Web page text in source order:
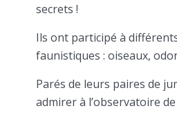
secrets !
Ils ont participé à
faunistiques : oiseaux,
Parés de leurs paires de
admirer à l’observatoire de